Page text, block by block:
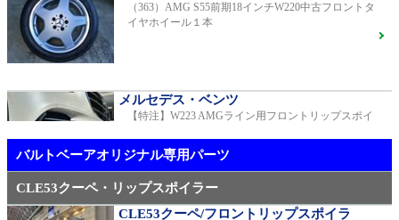
ベンツ中古車在庫車情報
メルセデス・ベンツ
TWS EX-fMⅡ Monoblock 20インチ メルセデスベンツ
AMG（メルセデスAMG）
21インチ鍛造 TWS EXlete 210M ミシュランパイロッ
トスポーツ4Sご成約済
（363）AMG S55前期18インチW220中古フロントタ
イヤホイール１本
メルセデス・ベンツ
【特注】W223 AMGライン用フロントリップスポイ
バルトベーアオリジナル専用パーツ
CLE53クーペ・リップスポイラー
CLE53クーペ/フロントリップスポイラ